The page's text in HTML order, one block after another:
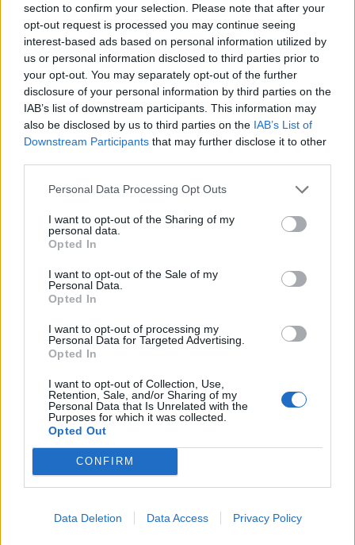
section to confirm your selection. Please note that after your
opt-out request is processed you may continue seeing
interest-based ads based on personal information utilized by
us or personal information disclosed to third parties prior to
your opt-out. You may separately opt-out of the further
disclosure of your personal information by third parties on the
IAB’s list of downstream participants. This information may
also be disclosed by us to third parties on the IAB’s List of
Downstream Participants that may further disclose it to other
Personal Data Processing Opt Outs
I want to opt-out of the Sharing of my
personal data.
Opted In
I want to opt-out of the Sale of my
Personal Data.
Opted In
I want to opt-out of processing my
Personal Data for Targeted Advertising.
Opted In
I want to opt-out of Collection, Use,
Retention, Sale, and/or Sharing of my
Personal Data that Is Unrelated with the
Purposes for which it was collected.
Opted Out
CONFIRM
Data Deletion Data Access Privacy Policy
Eric Wendt konfirmohet
nga Senati si ambasador i
SHBA-së në Shqipëri,
emërimi pret firmën e
Futbolli librazhdas në zi,
ndahet nga jeta Besnik
Çota, ish-kapiten dhe ish-
trajner i Sopotit
Flakët përhapen me
shpejtësi në Pocest të
Dibrës, disa banesa në
Pedagogët në shërbim të
nga protesta: Të
bashkohemi për
VIDEO/Me këtë gol, a ia
rrezikon Talisca vendin në
sulm Vedat Muriqit?!
ndaj komenteve negative:
Të vjen turp t’i lexosh, jo
më t’i shkruash